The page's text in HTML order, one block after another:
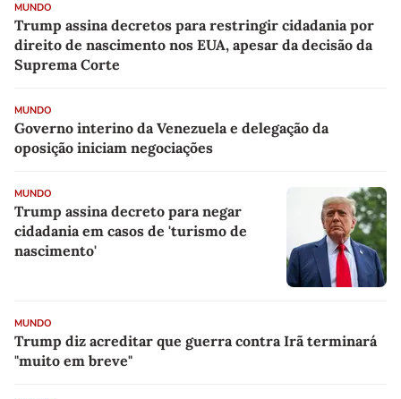
MUNDO
Trump assina decretos para restringir cidadania por
direito de nascimento nos EUA, apesar da decisão da
Suprema Corte
MUNDO
Governo interino da Venezuela e delegação da
oposição iniciam negociações
MUNDO
Trump assina decreto para negar
cidadania em casos de 'turismo de
nascimento'
MUNDO
Trump diz acreditar que guerra contra Irã terminará
"muito em breve"